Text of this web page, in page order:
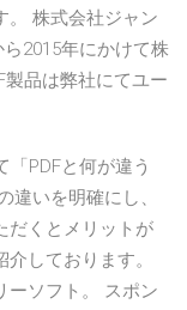
。 株式会社ジャン
2015年にかけて株
品は弊社にてユー
PDFと何が違う
違いを明確にし、
だくとメリットが
しております。
ーソフト。 スポン